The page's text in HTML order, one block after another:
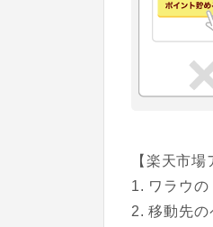
【楽天市
ワラウ
移動先の